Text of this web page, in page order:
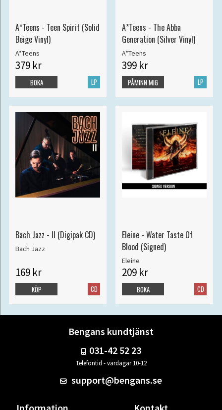
A*Teens - Teen Spirit (Solid
Beige Vinyl)
A*Teens
379 kr
LP
BOKA
A*Teens - The Abba
Generation (Silver Vinyl)
A*Teens
399 kr
LP
PÅMINN MIG
Bach Jazz - II (Digipak CD)
Bach Jazz
169 kr
CD
KÖP
Eleine - Water Taste Of
Blood (Signed)
Eleine
209 kr
CD
BOKA
Bengans kundtjänst
031-42 52 23
Telefontid - vardagar 10-12
support@bengans.se